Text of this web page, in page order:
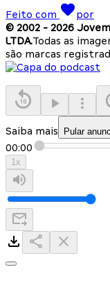
Feito com
por
© 2002 - 2026
LTDA.Todas as
são marcas
Saiba mais Pular
00:00
1x